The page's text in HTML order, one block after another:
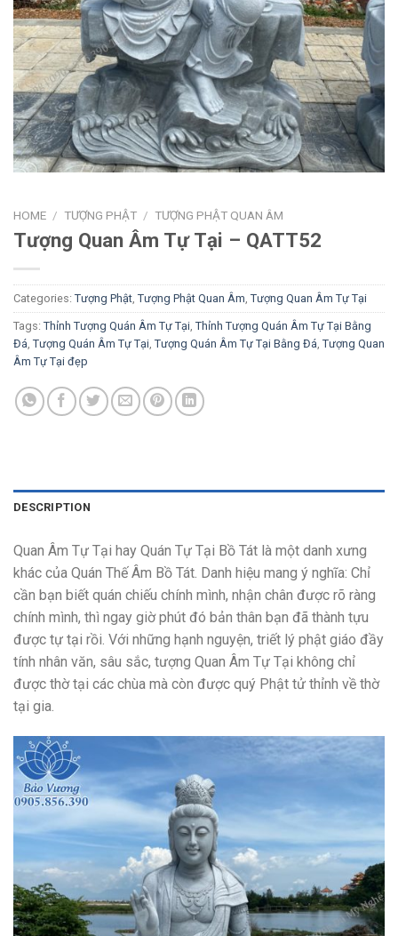
HOME / TƯỢNG PHẬT / TƯỢNG PHẬT QUAN ÂM
Tượng Quan Âm Tự Tại – QATT52
Categories: Tượng Phật, Tượng Phật Quan Âm, Tượng Quan Âm Tự Tại
Tags: Thỉnh Tượng Quán Âm Tự Tại, Thỉnh Tượng Quán Âm Tự Tại Bằng
Đá, Tượng Quán Âm Tự Tại, Tượng Quán Âm Tự Tại Bằng Đá, Tượng Quan
Âm Tự Tại đẹp
DESCRIPTION
Quan Âm Tự Tại hay Quán Tự Tại Bồ Tát là một danh xưng
khác của Quán Thế Âm Bồ Tát. Danh hiệu mang ý nghĩa: Chỉ
cần bạn biết quán chiếu chính mình, nhận chân được rõ ràng
chính mình, thì ngay giờ phút đó bản thân bạn đã thành tựu
được tự tại rồi. Với những hạnh nguyện, triết lý phật giáo đầy
tính nhân văn, sâu sắc, tượng Quan Âm Tự Tại không chỉ
được thờ tại các chùa mà còn được quý Phật tử thỉnh về thờ
tại gia.